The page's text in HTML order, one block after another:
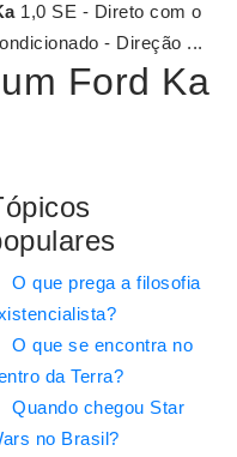
1,0 SE - Direto com o
- Direção ...
Ford Ka
O que prega a filosofia
O que se encontra no
da Terra?
Quando chegou Star
no Brasil?